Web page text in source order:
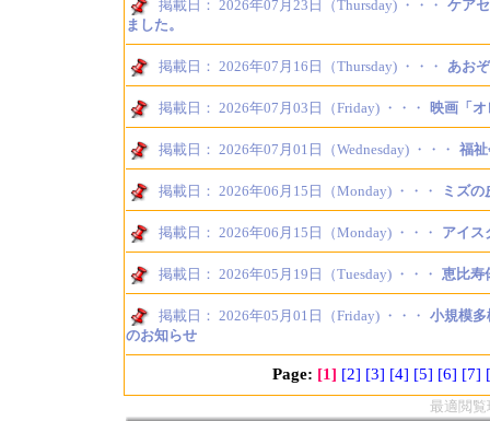
掲載日： 2026年07月23日（Thursday) ・・・ ケア
ました。
掲載日： 2026年07月16日（Thursday) ・・・ あお
掲載日： 2026年07月03日（Friday) ・・・ 映画「
掲載日： 2026年07月01日（Wednesday) ・・・ 福
掲載日： 2026年06月15日（Monday) ・・・ ミズ
掲載日： 2026年06月15日（Monday) ・・・ アイス
掲載日： 2026年05月19日（Tuesday) ・・・ 恵比寿
掲載日： 2026年05月01日（Friday) ・・・ 小規模
のお知らせ
Page: [1] [2] [3] [4] [5] [6] [7]
最適閲覧